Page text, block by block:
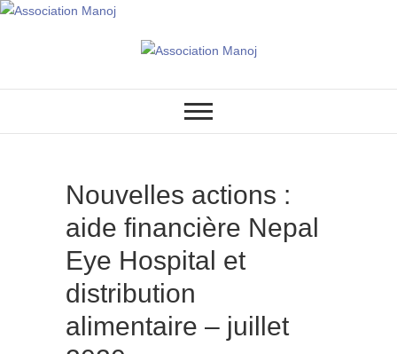
Association Manoj
Nouvelles actions :
aide financière Nepal
Eye Hospital et
distribution
alimentaire – juillet